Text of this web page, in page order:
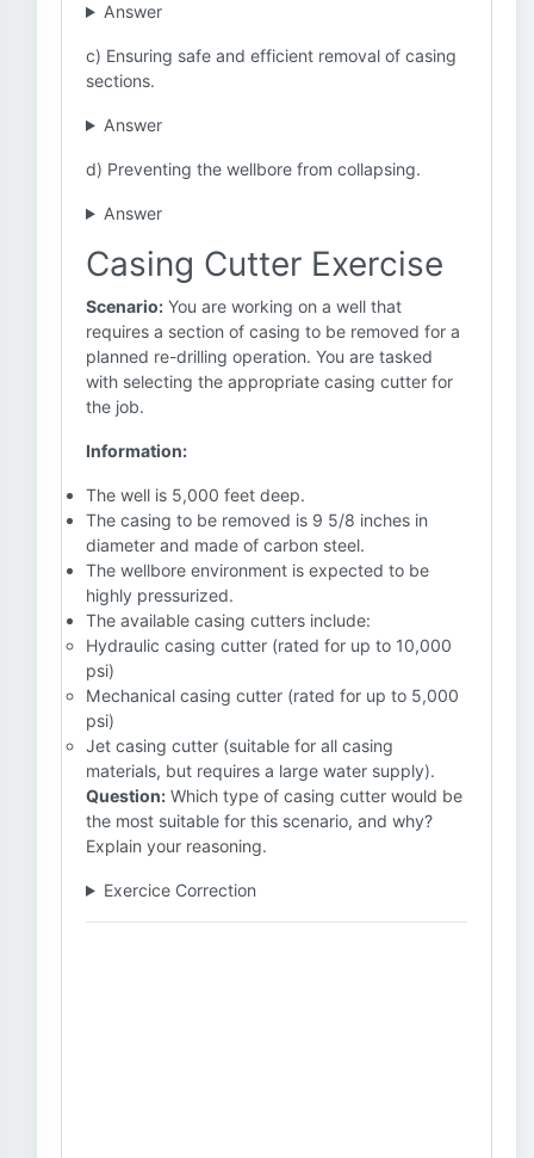
Answer
c) Ensuring safe and efficient removal of casing
sections.
Answer
d) Preventing the wellbore from collapsing.
Answer
Casing Cutter Exercise
Scenario: You are working on a well that
requires a section of casing to be removed for a
planned re-drilling operation. You are tasked
with selecting the appropriate casing cutter for
the job.
Information:
The well is 5,000 feet deep.
The casing to be removed is 9 5/8 inches in
diameter and made of carbon steel.
The wellbore environment is expected to be
highly pressurized.
The available casing cutters include:
Hydraulic casing cutter (rated for up to 10,000
psi)
Mechanical casing cutter (rated for up to 5,000
psi)
Jet casing cutter (suitable for all casing
materials, but requires a large water supply).
Question: Which type of casing cutter would be
the most suitable for this scenario, and why?
Explain your reasoning.
Exercice Correction